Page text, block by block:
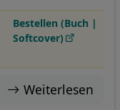
Bestellen (Buch |
Softcover)
Weiterlesen